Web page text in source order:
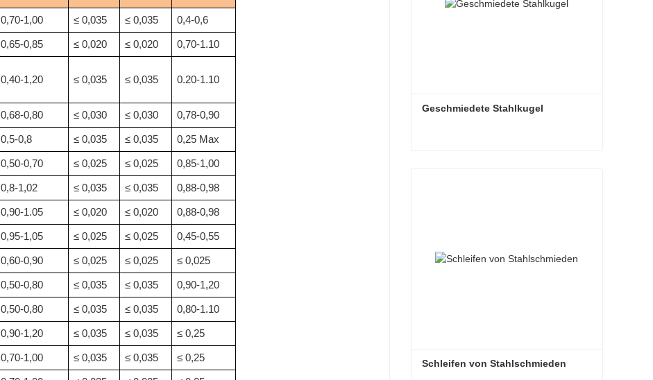
0,70-1,00 ≤ 0,035 ≤ 0,035 0,4-0,6
0,65-0,85 ≤ 0,020 ≤ 0,020
0,70-1.10
0,40-1,20 ≤ 0,035 ≤ 0,035 0.20-1.10
0,68-0,80 ≤ 0,030 ≤ 0,030 0,78-0,90
0,5-0,8 ≤ 0,035 ≤ 0,035 0,25 Max
0,50-0,70 ≤ 0,025 ≤ 0,025 0,85-1,00
0,8-1,02 ≤ 0,035 ≤ 0,035 0,88-0,98
0,90-1.05 ≤ 0,020 ≤ 0,020 0,88-0,98
0,95-1,05 ≤ 0,025 ≤ 0,025 0,45-0,55
0,60-0,90 ≤ 0,025 ≤ 0,025 ≤ 0,025
0,50-0,80 ≤ 0,035 ≤ 0,035 0,90-1,20
0,50-0,80 ≤ 0,035 ≤ 0,035 0,80-1.10
0,90-1,20 ≤ 0,035 ≤ 0,035 ≤ 0,25
0,70-1,00 ≤ 0,035 ≤ 0,035 ≤ 0,25
Geschmiedete Stahlkugel
Schleifen von Stahlschmieden